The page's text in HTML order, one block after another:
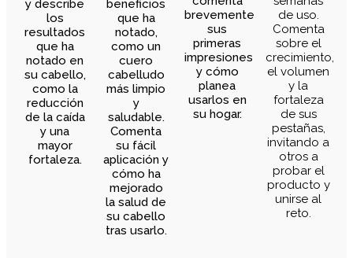
y describe
los
resultados
que ha
notado en
su cabello,
como la
reducción
de la caída
y una
mayor
fortaleza.
beneficios
que ha
notado,
como un
cuero
cabelludo
más limpio
y
saludable.
Comenta
su fácil
aplicación y
cómo ha
mejorado
la salud de
su cabello
tras usarlo.
brevemente
sus
primeras
impresiones
y cómo
planea
usarlos en
su hogar.
de uso.
Comenta
sobre el
crecimiento,
el volumen
y la
fortaleza
de sus
pestañas,
invitando a
otros a
probar el
producto y
unirse al
reto.